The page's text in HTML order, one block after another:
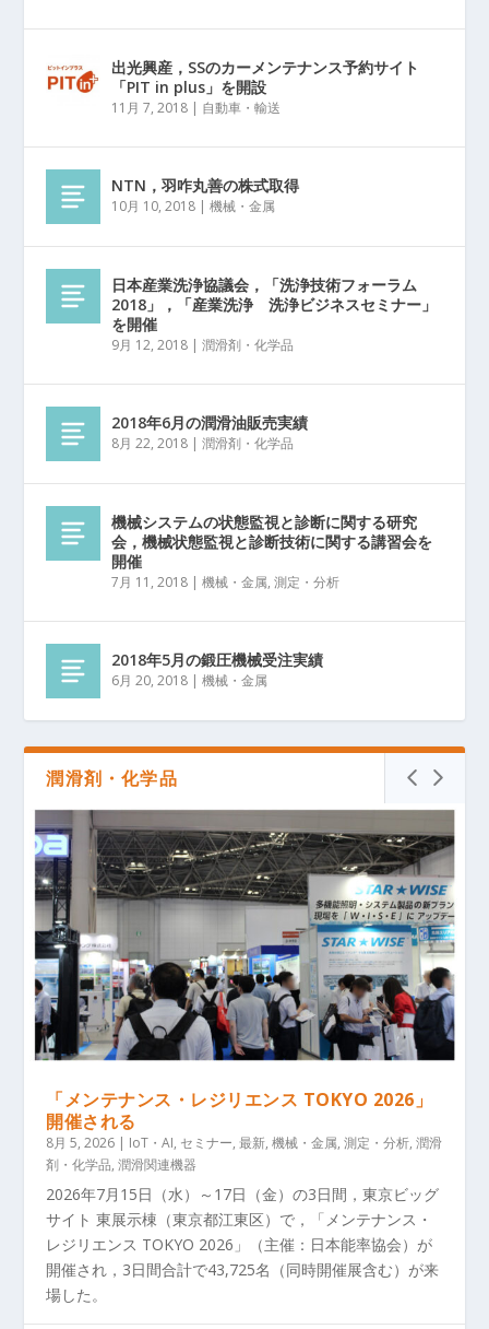
出光興産，SSのカーメンテナンス予約サイト
「PIT in plus」を開設
11月 7, 2018 | 自動車・輸送
NTN，羽咋丸善の株式取得
10月 10, 2018 |機械・金属
日本産業洗浄協議会，「洗浄技術フォーラム
2018」，「産業洗浄 洗浄ビジネスセミナー」
を開催
9月 12, 2018 |潤滑剤・化学品
2018年6月の潤滑油販売実績
8月 22, 2018 |潤滑剤・化学品
機械システムの状態監視と診断に関する研究
会，機械状態監視と診断技術に関する講習会を
開催
7月 11, 2018 |機械・金属,測定・分析
2018年5月の鍛圧機械受注実績
6月 20, 2018 |機械・金属
潤滑剤・化学品
「メンテナンス・レジリエンス TOKYO 2026」
開催される
8月 5, 2026 | IoT・AI, セミナー,最新,機械・金属,測定・分析,潤滑
剤・化学品,潤滑関連機器
2026年7月15日（水）～17日（金）の3日間，東京ビッグ
サイト 東展示棟（東京都江東区）で，「メンテナンス・
レジリエンス TOKYO 2026」（主催：日本能率協会）が
開催され，3日間合計で43,725名（同時開催展含む）が来
場した。